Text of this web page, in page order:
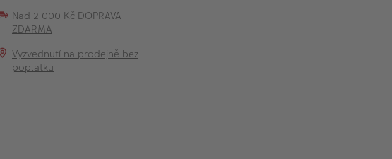
Nad 2 000 Kč DOPRAVA
ZDARMA
Vyzvednutí na prodejně bez
poplatku